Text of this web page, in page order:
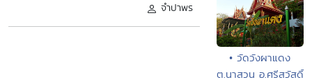
จำปาพร
• วัดวังผาแดง
ต.นาสวน อ.ศรีสวัสดิ์